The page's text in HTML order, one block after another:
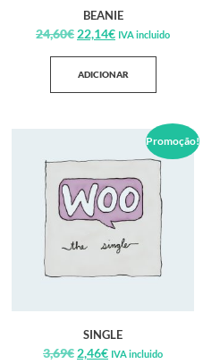
BEANIE
24,60€ 22,14€ IVA incluido
ADICIONAR
Promoção!
SINGLE
3,69€ 2,46€ IVA incluido